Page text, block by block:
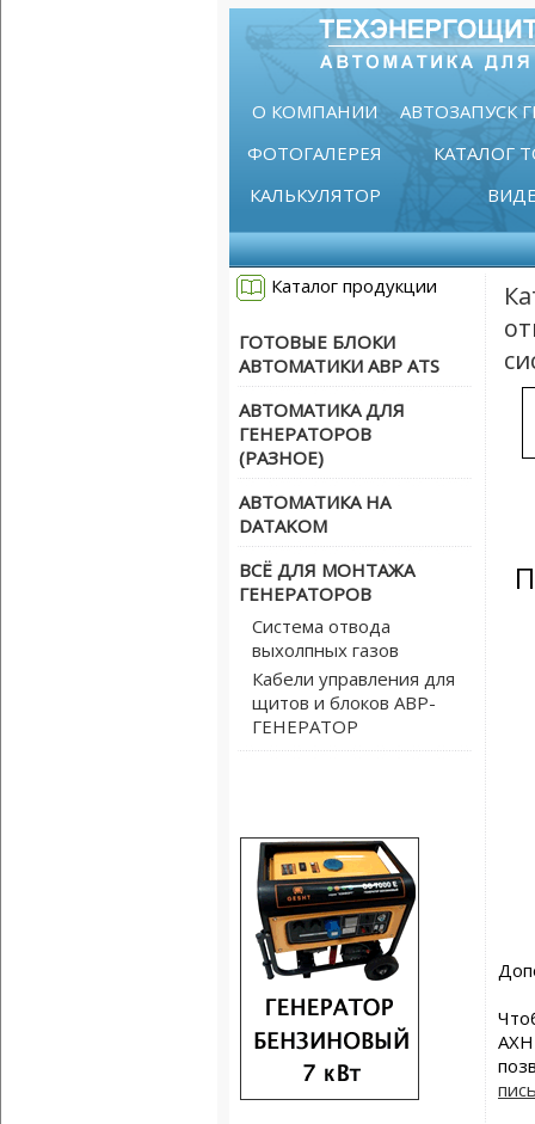
О КОМПАНИИ
АВТОЗАПУСК
ФОТОГАЛЕРЕЯ
КАТАЛОГ
КАЛЬКУЛЯТОР
Каталог продукции
ГОТОВЫЕ БЛОКИ
АВТОМАТИКИ АВР ATS
АВТОМАТИКА ДЛЯ
ГЕНЕРАТОРОВ
(РАЗНОЕ)
АВТОМАТИКА НА
DATAKOM
ВСЁ ДЛЯ МОНТАЖА
ГЕНЕРАТОРОВ
Система отвода
выхолпных газов
Кабели управления для
щитов и блоков АВР-
ГЕНЕРАТОР